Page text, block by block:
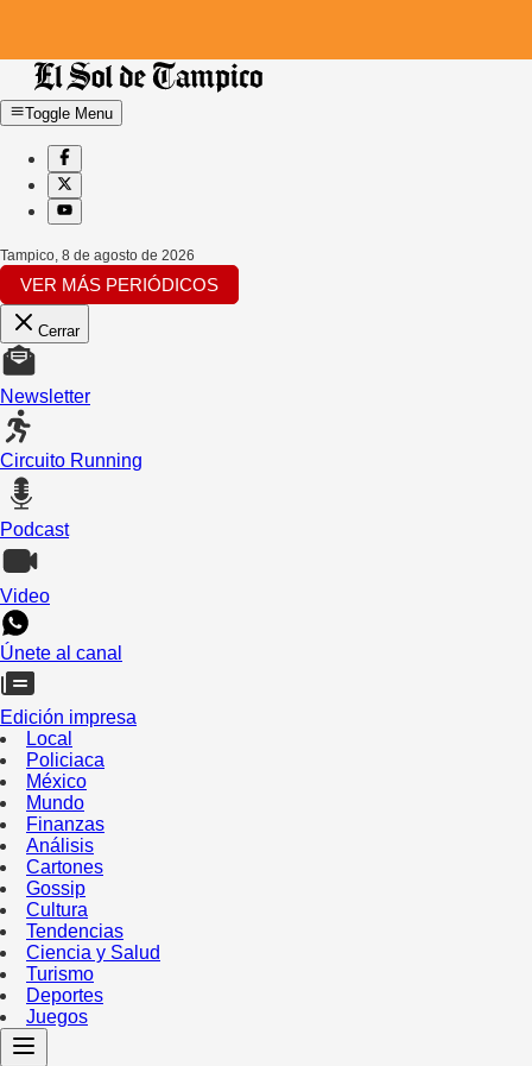
Toggle Menu
Tampico, 8 de agosto de 2026
VER MÁS PERIÓDICOS
Cerrar
Newsletter
Circuito Running
Podcast
Video
Únete al canal
Edición impresa
Local
Policiaca
México
Mundo
Finanzas
Análisis
Cartones
Gossip
Cultura
Tendencias
Ciencia y Salud
Turismo
Deportes
Juegos